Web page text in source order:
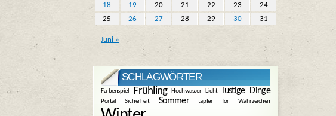
18
19 20 21 22 23
24
25
26 27 28 29 30 31
Juni »
SCHLAGWÖRTER
Farbenspiel Frühling Hochwasser Licht lustige Dinge
Portal Sicherheit Sommer tapfer Tor Wahrzeichen